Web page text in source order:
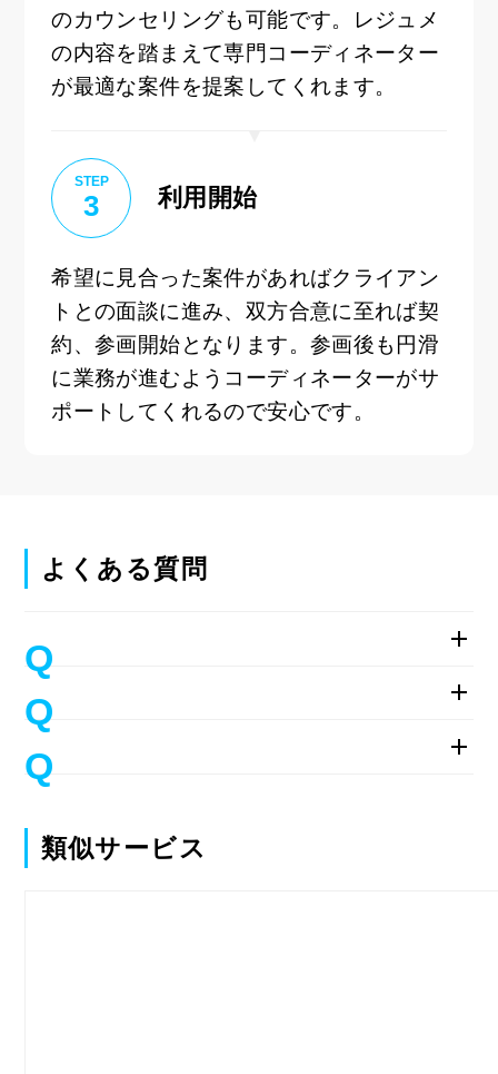
のカウンセリングも可能です。レジュメ
の内容を踏まえて専門コーディネーター
が最適な案件を提案してくれます。
STEP
3 利用開始
希望に見合った案件があればクライアン
トとの面談に進み、双方合意に至れば契
約、参画開始となります。参画後も円滑
に業務が進むようコーディネーターがサ
ポートしてくれるので安心です。
よくある質問
類似サービス